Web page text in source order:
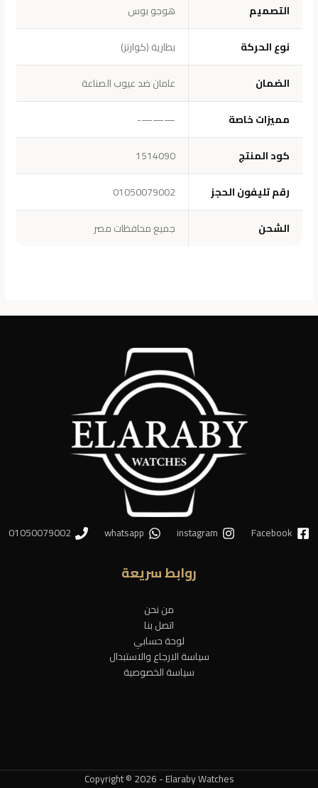
التصميم
هوجو بوس
نوع الحركة
بطارية (كوارتز)
الضمان
عامان ضد عيوب الصناعة
مميزات خاصة
———-
كود المنتج
1514090
رقم تليفون الحجز
01050079002
الشحن
جميع محافظات مصر
Facebook
instagram
whatsapp
01050079002
روابط سريعة
من نحن
اتصل بنا
لوحة حسابي
سياسة الارجاع والاستبدال
سياسة الخصوصية
Copyright © 2026 - Elaraby Watches